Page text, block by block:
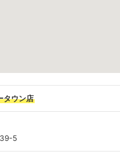
ウン店
5